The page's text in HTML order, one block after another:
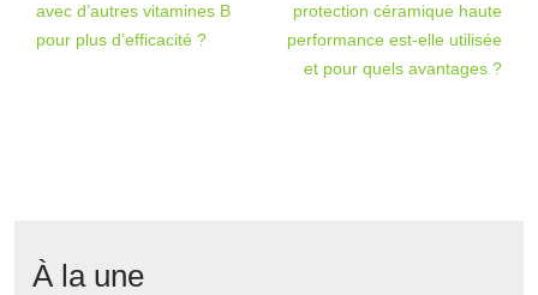
avec d’autres vitamines B
pour plus d’efficacité ?
protection céramique haute
performance est-elle utilisée
et pour quels avantages ?
À la une